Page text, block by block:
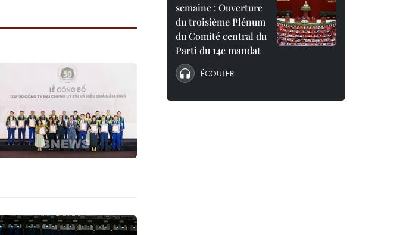
semaine : Ouverture
du troisième Plénum
du Comité central du
Parti du 14e mandat
ÉCOUTER